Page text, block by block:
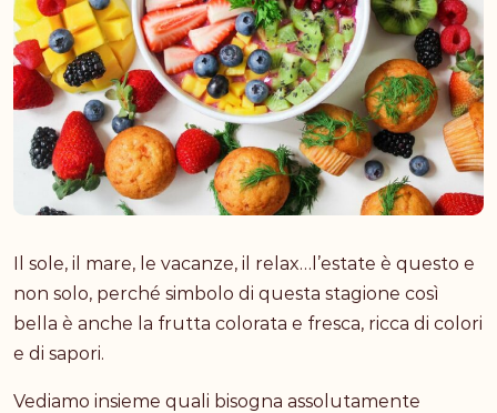
Il sole, il mare, le vacanze, il relax…l’estate è questo e
non solo, perché simbolo di questa stagione così
bella è anche la frutta colorata e fresca, ricca di colori
e di sapori.
Vediamo insieme quali bisogna assolutamente